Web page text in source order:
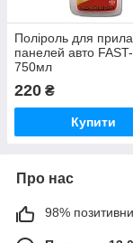
Поліроль для
панелей авто FAST-
750мл
220 ₴
Купити
Про нас
98%